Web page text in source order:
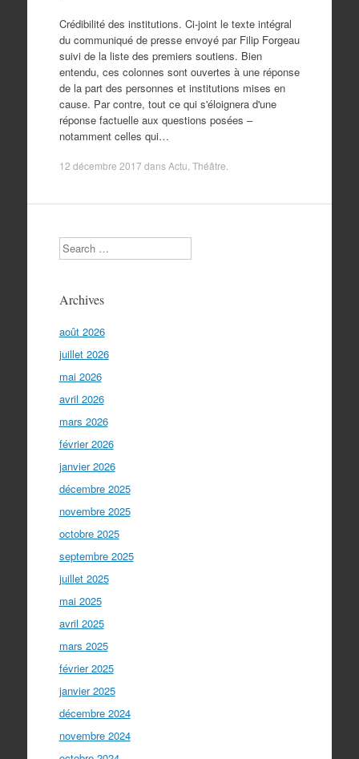
Crédibilité des institutions. Ci-joint le texte intégral
du communiqué de presse envoyé par Filip Forgeau
suivi de la liste des premiers soutiens. Bien
entendu, ces colonnes sont ouvertes à une réponse
de la part des personnes et institutions mises en
cause. Par contre, tout ce qui s'éloignera d'une
réponse factuelle aux questions posées –
notamment celles qui…
12 décembre 2017 dansActu Théâtre
Search
Archives
août 2026
juillet 2026
mai 2026
avril 2026
mars 2026
février 2026
janvier 2026
décembre 2025
novembre 2025
octobre 2025
septembre 2025
juillet 2025
mai 2025
avril 2025
mars 2025
février 2025
janvier 2025
décembre 2024
novembre 2024